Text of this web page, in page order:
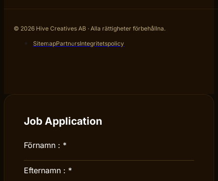
© 2026 Hive Creatives AB · Alla rättigheter förbehållna.
SitemapPartnersIntegritetspolicy
Job Application
Förnamn : *
Efternamn : *